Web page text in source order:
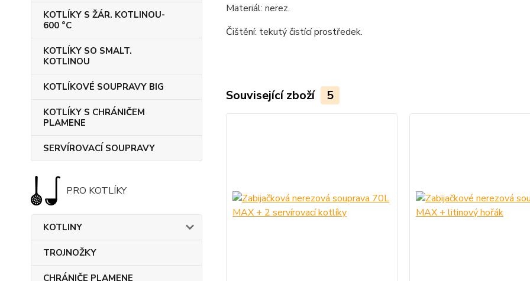
KOTLÍKY S ŽÁR. KOTLINOU-
600 °C
KOTLÍKY SO SMALT.
KOTLINOU
KOTLÍKOVÉ SOUPRAVY BIG
KOTLÍKY S CHRÁNIČEM
PLAMENE
SERVÍROVACÍ SOUPRAVY
PRO KOTLÍKY
KOTLINY
TROJNOŽKY
CHRÁNIČE PLAMENE
Materiál: nerez.
Čištění: tekutý čistící prostředek.
Související zboží 5